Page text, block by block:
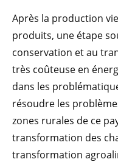
Après la production
produits, une étape
conservation et au
très coûteuse en
dans les
résoudre les
zones rurales de ce
transformation des
transformation